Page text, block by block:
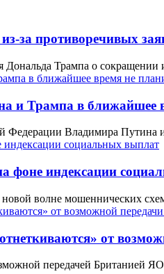
за противоречивых
Дональда Трампа о
и Трампа в ближайшее
Федерации Владимира
фоне индексации
волне мошеннических
от
передачей Британией